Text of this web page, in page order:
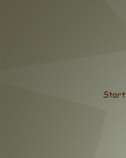
Start